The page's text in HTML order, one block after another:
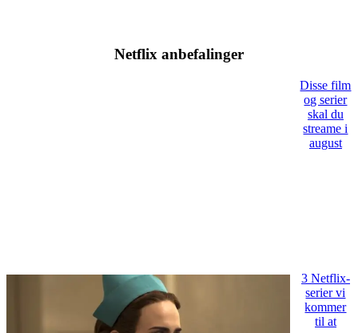
Netflix anbefalinger
Disse film
og serier
skal du
streame i
august
3 Netflix-
serier vi
kommer
til at